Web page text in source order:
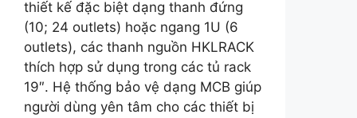
thiết kế đặc biệt dạng thanh đứng
(10; 24 outlets) hoặc ngang 1U (6
outlets), các thanh nguồn HKLRACK
thích hợp sử dụng trong các tủ rack
19″. Hệ thống bảo vệ dạng MCB giúp
người dùng yên tâm cho các thiết bị